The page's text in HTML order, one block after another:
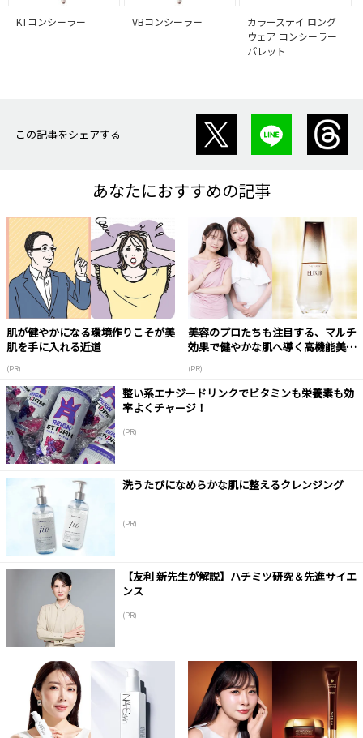
KTコンシーラー VBコンシーラー
カラーステイ ロング
ウェア コンシーラー
パレット
この記事をシェアする
あなたにおすすめの記事
肌が健やかになる環境作りこそが美
肌を手に入れる近道
(PR)
美容のプロたちも注目する、マルチ
効果で健やかな肌へ導く高機能美容
(PR)
整い系エナジードリンクでビタミンも栄養素も効
率よくチャージ！
(PR)
洗うたびになめらかな肌に整えるクレンジング
(PR)
【友利 新先生が解説】ハチミツ研究＆先進サイエ
ンス
(PR)